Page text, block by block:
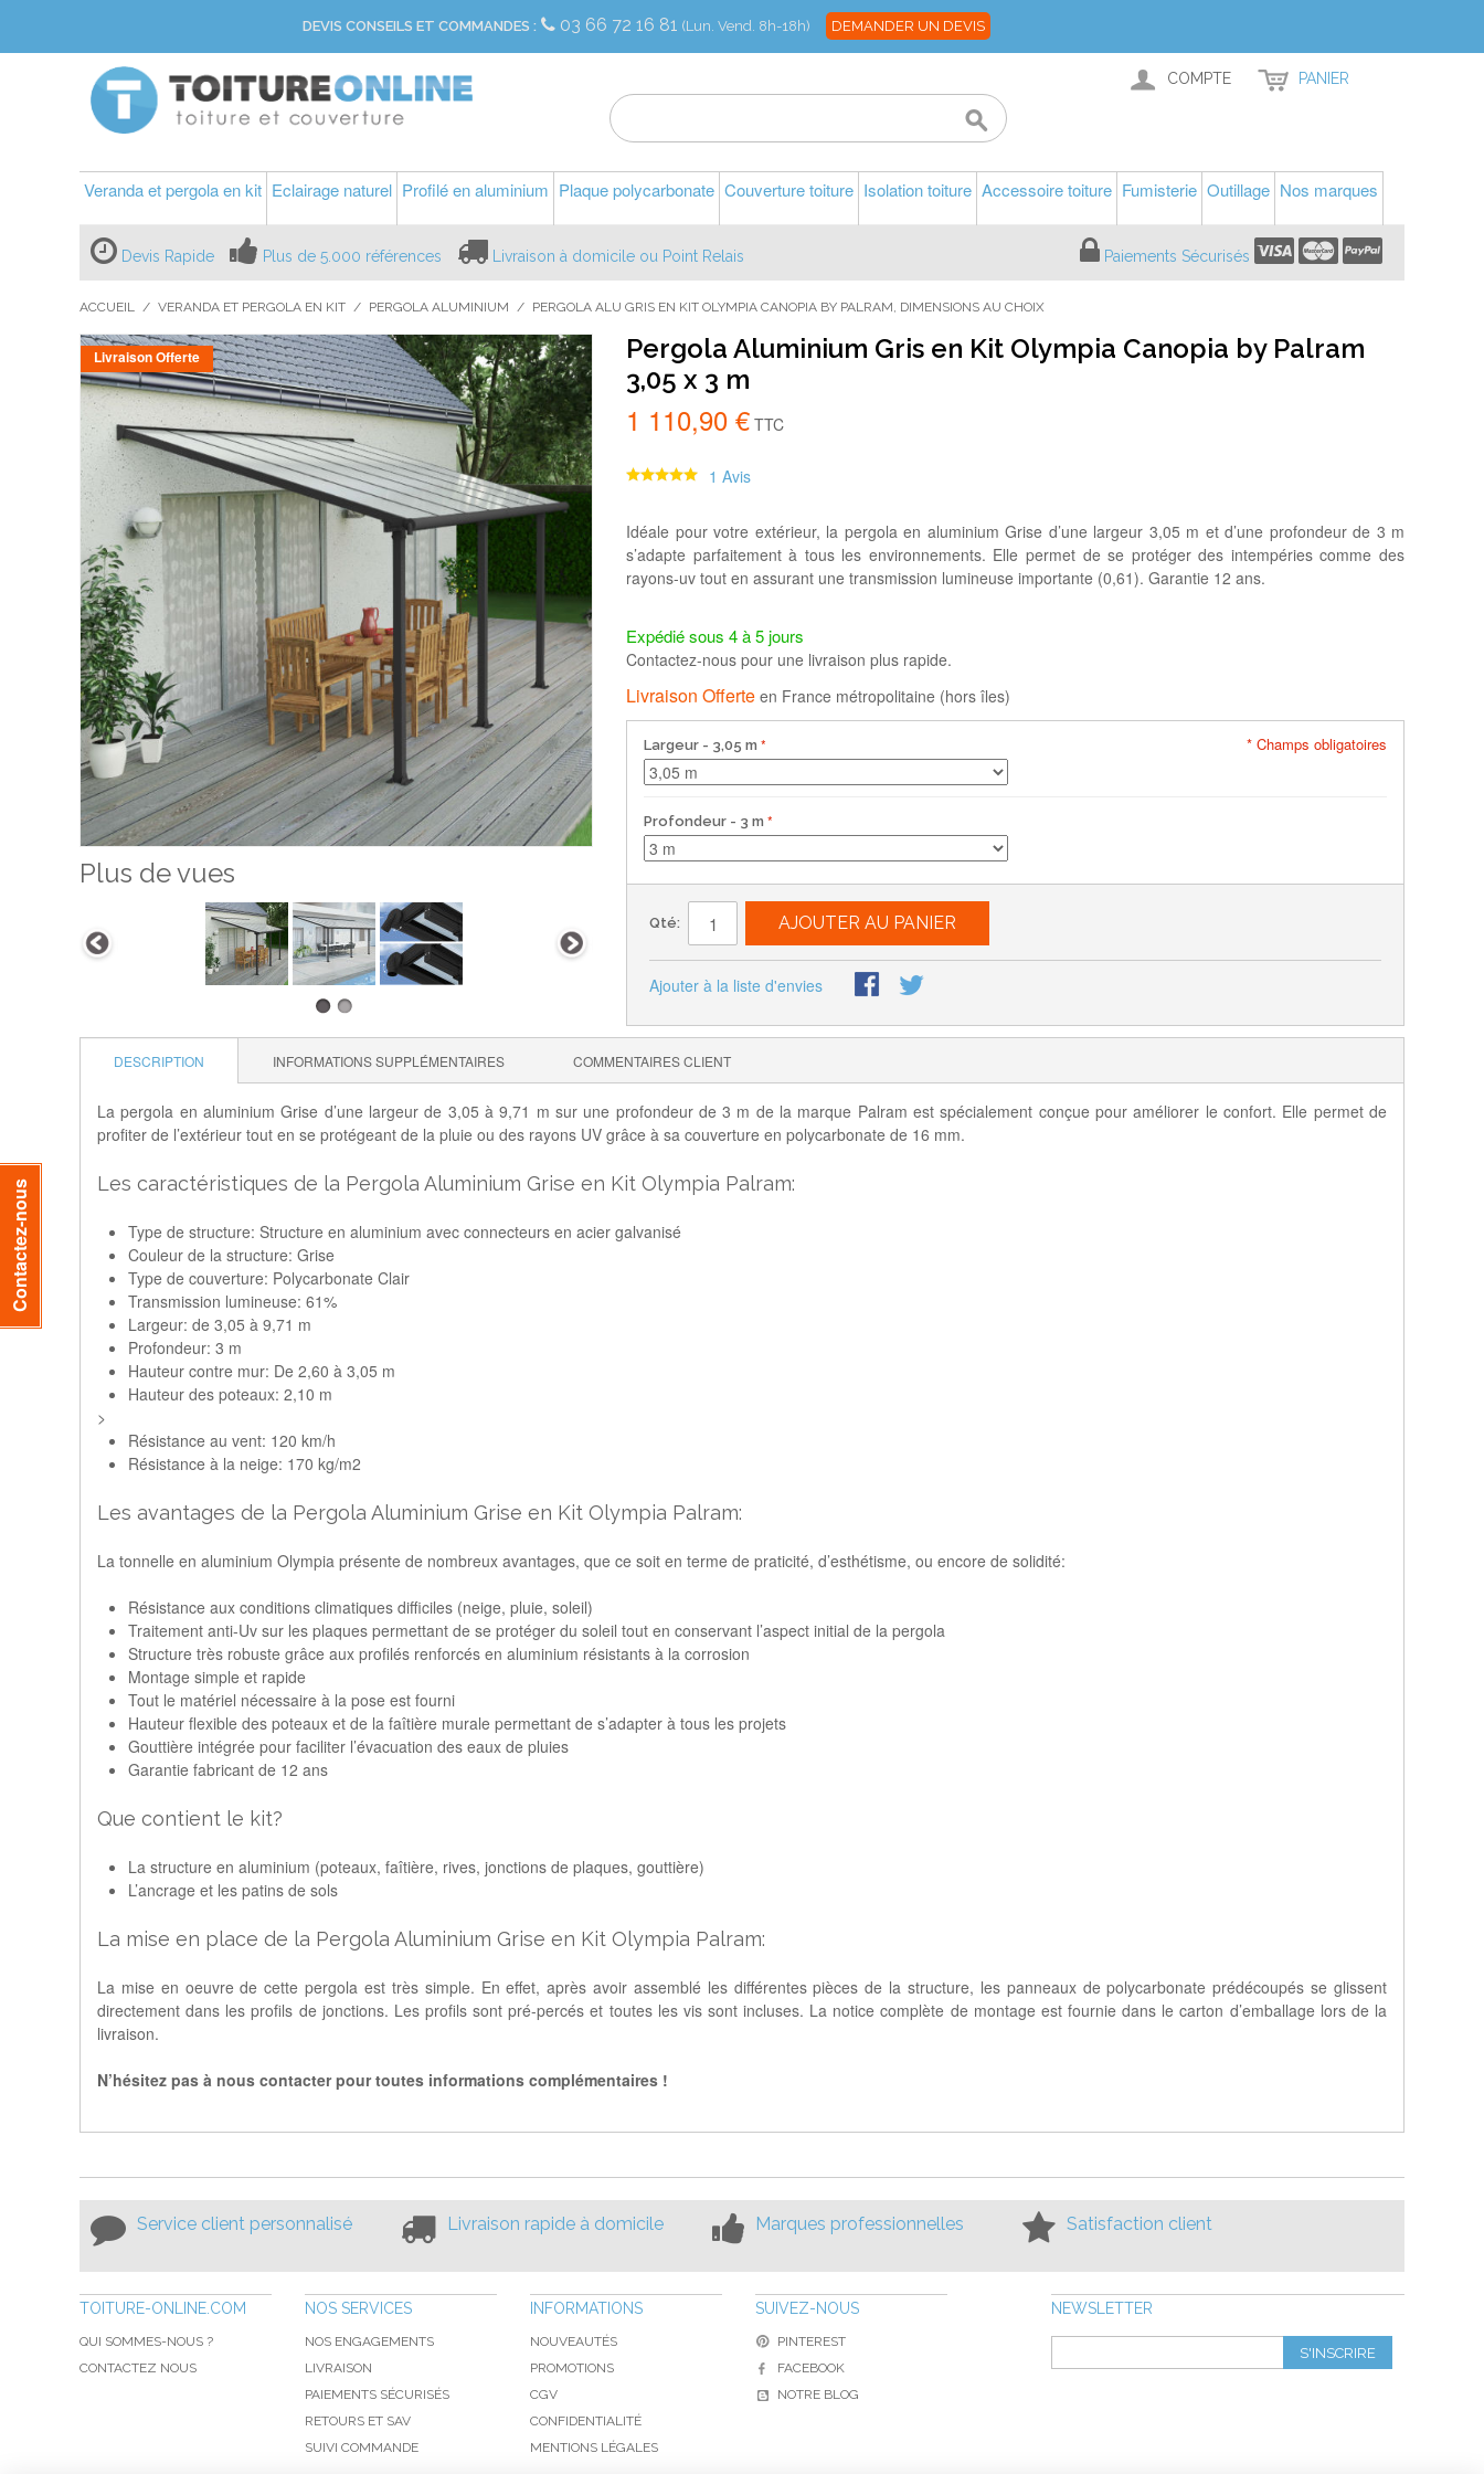
DEVIS CONSEILS ET COMMANDES : 03 66 72 16 81 (Lun. Vend. 8h-18h) DEMANDER UN DEVIS
COMPTE PANIER
Veranda et pergola en kit Eclairage naturel Profilé en aluminium Plaque polycarbonate Couverture toiture Isolation toiture Accessoire toiture Fumisterie Outillage Nos marques
Devis Rapide Plus de 5.000 références Livraison à domicile ou Point Relais Paiements Sécurisés
ACCUEIL / VERANDA ET PERGOLA EN KIT / PERGOLA ALUMINIUM / PERGOLA ALU GRIS EN KIT OLYMPIA CANOPIA BY PALRAM, DIMENSIONS AU CHOIX
Livraison Offerte
Plus de vues
Pergola Aluminium Gris en Kit Olympia Canopia by Palram
3,05 x 3 m
1 110,90 € TTC
1 Avis
Idéale pour votre extérieur, la pergola en aluminium Grise d’une largeur 3,05 m et d’une profondeur de 3 m
s’adapte parfaitement à tous les environnements. Elle permet de se protéger des intempéries comme des
rayons-uv tout en assurant une transmission lumineuse importante (0,61). Garantie 12 ans.
Expédié sous 4 à 5 jours
Contactez-nous pour une livraison plus rapide.
Livraison Offerte en France métropolitaine (hors îles)
Largeur - 3,05 m
Profondeur - 3 m
* Champs obligatoires
Qté: AJOUTER AU PANIER
Ajouter à la liste d'envies
DESCRIPTION INFORMATIONS SUPPLÉMENTAIRES COMMENTAIRES CLIENT
La pergola en aluminium Grise d’une largeur de 3,05 à 9,71 m sur une profondeur de 3 m de la marque Palram est spécialement conçue pour améliorer le confort. Elle permet de
profiter de l’extérieur tout en se protégeant de la pluie ou des rayons UV grâce à sa couverture en polycarbonate de 16 mm.
Les caractéristiques de la Pergola Aluminium Grise en Kit Olympia Palram:
Type de structure: Structure en aluminium avec connecteurs en acier galvanisé
Couleur de la structure: Grise
Type de couverture: Polycarbonate Clair
Transmission lumineuse: 61%
Largeur: de 3,05 à 9,71 m
Profondeur: 3 m
Hauteur contre mur: De 2,60 à 3,05 m
Hauteur des poteaux: 2,10 m
>
Résistance au vent: 120 km/h
Résistance à la neige: 170 kg/m2
Les avantages de la Pergola Aluminium Grise en Kit Olympia Palram:
La tonnelle en aluminium Olympia présente de nombreux avantages, que ce soit en terme de praticité, d’esthétisme, ou encore de solidité:
Résistance aux conditions climatiques difficiles (neige, pluie, soleil)
Traitement anti-Uv sur les plaques permettant de se protéger du soleil tout en conservant l’aspect initial de la pergola
Structure très robuste grâce aux profilés renforcés en aluminium résistants à la corrosion
Montage simple et rapide
Tout le matériel nécessaire à la pose est fourni
Hauteur flexible des poteaux et de la faîtière murale permettant de s’adapter à tous les projets
Gouttière intégrée pour faciliter l’évacuation des eaux de pluies
Garantie fabricant de 12 ans
Que contient le kit?
La structure en aluminium (poteaux, faîtière, rives, jonctions de plaques, gouttière)
L’ancrage et les patins de sols
La mise en place de la Pergola Aluminium Grise en Kit Olympia Palram:
La mise en oeuvre de cette pergola est très simple. En effet, après avoir assemblé les différentes pièces de la structure, les panneaux de polycarbonate prédécoupés se glissent
directement dans les profils de jonctions. Les profils sont pré-percés et toutes les vis sont incluses. La notice complète de montage est fournie dans le carton d’emballage lors de la
livraison.
N’hésitez pas à nous contacter pour toutes informations complémentaires !
Service client personnalisé Livraison rapide à domicile Marques professionnelles Satisfaction client
NEWSLETTER
S'INSCRIRE
TOITURE-ONLINE.COM
QUI SOMMES-NOUS ?
CONTACTEZ NOUS
NOS SERVICES
NOS ENGAGEMENTS
LIVRAISON
PAIEMENTS SÉCURISÉS
RETOURS ET SAV
SUIVI COMMANDE
INFORMATIONS
NOUVEAUTÉS
PROMOTIONS
CGV
CONFIDENTIALITÉ
MENTIONS LÉGALES
SUIVEZ-NOUS
PINTEREST
FACEBOOK
NOTRE BLOG
Contactez-nous